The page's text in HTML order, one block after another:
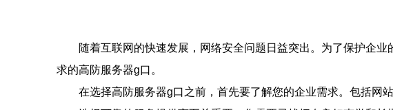
随着互联网的快速发展，网络安全问题日益突出。为了保护企
求的高防服务器g口。
在选择高防服务器g口之前，首先要了解您的企业需求。包括网